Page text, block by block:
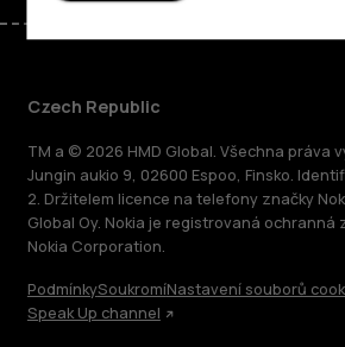
Czech Republic
TM a © 2026 HMD Global. Všechna práva
Jungin aukio 9, 02600 Espoo, Finsko.
2. Držitelem licence na telefony značky
Global Oy. Nokia je registrovaná ochranná
Nokia Corporation.
PodmínkySoukromíNastavení souborů
Speak Up channel